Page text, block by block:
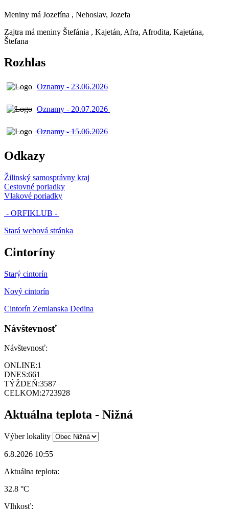
Meniny má Jozefína , Nehoslav, Jozefa
Zajtra má meniny Štefánia , Kajetán, Afra, Afrodita, Kajetána,
Štefana
Rozhlas
Oznamy - 23.06.2026
Oznamy - 20.07.2026
Oznamy - 15.06.2026
Odkazy
Žilinský samosprávny kraj
Cestovné poriadky
Vlakové poriadky
- ORFIKLUB -
Stará webová stránka
Cintoríny
Starý cintorín
Nový cintorín
Cintorín Zemianska Dedina
Návštevnosť
Návštevnosť:
ONLINE:1
DNES:661
TÝŽDEŇ:3587
CELKOM:2723928
Aktuálna teplota - Nižná
Výber lokality
6.8.2026 10:55
Aktuálna teplota:
32.8 °C
Vlhkosť: